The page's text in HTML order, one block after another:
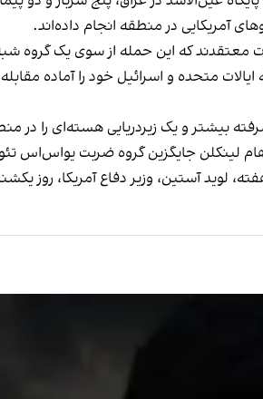
آمریکایی در منطقه انجام داده‌اند.
معتقدند که این حمله از سوی یک
متحده و اسرائیل خود را آماده
بیشتر و یک زیردریایی هسته‌ای را در
لینکلن جایگزین گروه ضربت یو‌اس‌اس
لوید آستین، وزیر دفاع آمریکا، روز